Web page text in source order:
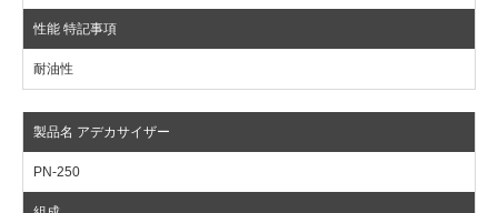
耐油性
PN-250